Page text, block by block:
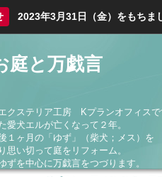
2023年3月31日（金）をもちま
庭と万戯言
クステリア工房 Kプランオフィスで
愛犬エルが亡くなって２年。
１ヶ月の「ゆず」（柴犬；メス）を
思い切って庭をリフォーム。
ずを中心に万戯言をつづります。